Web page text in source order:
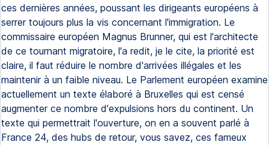
ces dernières années, poussant les dirigeants européens à
serrer toujours plus la vis concernant l'immigration. Le
commissaire européen Magnus Brunner, qui est l'architecte
de ce tournant migratoire, l'a redit, je le cite, la priorité est
claire, il faut réduire le nombre d'arrivées illégales et les
maintenir à un faible niveau. Le Parlement européen examine
actuellement un texte élaboré à Bruxelles qui est censé
augmenter ce nombre d'expulsions hors du continent. Un
texte qui permettrait l'ouverture, on en a souvent parlé à
France 24, des hubs de retour, vous savez, ces fameux